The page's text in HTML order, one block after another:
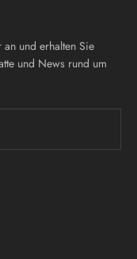
und erhalten Sie
und News rund um